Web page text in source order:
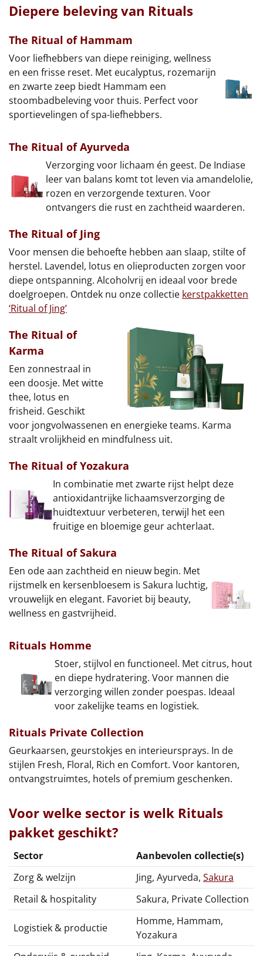
Diepere beleving van Rituals
The Ritual of Hammam
Voor liefhebbers van diepe reiniging, wellness
en een frisse reset. Met eucalyptus, rozemarijn
en zwarte zeep biedt Hammam een
stoombadbeleving voor thuis. Perfect voor
sportievelingen of spa-liefhebbers.
The Ritual of Ayurveda
Verzorging voor lichaam én geest. De Indiase
leer van balans komt tot leven via amandelolie,
rozen en verzorgende texturen. Voor
ontvangers die rust en zachtheid waarderen.
The Ritual of Jing
Voor mensen die behoefte hebben aan slaap, stilte of
herstel. Lavendel, lotus en olieproducten zorgen voor
diepe ontspanning. Alcoholvrij en ideaal voor brede
doelgroepen. Ontdek nu onze collectie kerstpakketten
‘Ritual of Jing’
The Ritual of
Karma
Een zonnestraal in
een doosje. Met witte
thee, lotus en
frisheid. Geschikt
voor jongvolwassenen en energieke teams. Karma
straalt vrolijkheid en mindfulness uit.
The Ritual of Yozakura
In combinatie met zwarte rijst helpt deze
antioxidantrijke lichaamsverzorging de
huidtextuur verbeteren, terwijl het een
fruitige en bloemige geur achterlaat.
The Ritual of Sakura
Een ode aan zachtheid en nieuw begin. Met
rijstmelk en kersenbloesem is Sakura luchtig,
vrouwelijk en elegant. Favoriet bij beauty,
wellness en gastvrijheid.
Rituals Homme
Stoer, stijlvol en functioneel. Met citrus, hout
en diepe hydratering. Voor mannen die
verzorging willen zonder poespas. Ideaal
voor zakelijke teams en logistiek.
Rituals Private Collection
Geurkaarsen, geurstokjes en interieursprays. In de
stijlen Fresh, Floral, Rich en Comfort. Voor kantoren,
ontvangstruimtes, hotels of premium geschenken.
Voor welke sector is welk Rituals
pakket geschikt?
Sector
Aanbevolen collectie(s)
Zorg & welzijn
Jing, Ayurveda, Sakura
Retail & hospitality
Sakura, Private Collection
Logistiek & productie
Homme, Hammam,
Yozakura